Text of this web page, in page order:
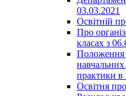
03.03.2021
Освітній
Про
класах з
Положення
навчальних
практики в
Освітня